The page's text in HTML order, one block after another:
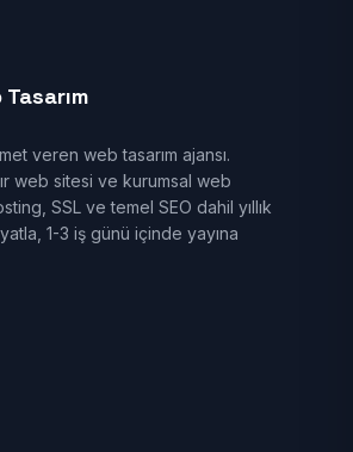
Tasarım
veren web tasarım ajansı.
web sitesi ve kurumsal web
SSL ve temel SEO dahil yıllık
1-3 iş günü içinde yayına